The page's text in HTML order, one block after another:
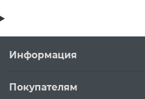
Информация
Покупателям